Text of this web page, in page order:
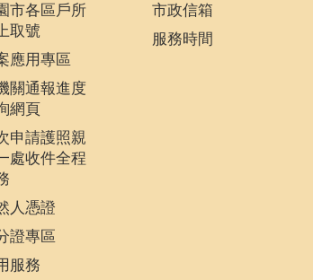
市各區戶所
取號
應用專區
關通報進度
網頁
申請護照親
處收件全程
人憑證
證專區
服務
市政信箱
服務時間